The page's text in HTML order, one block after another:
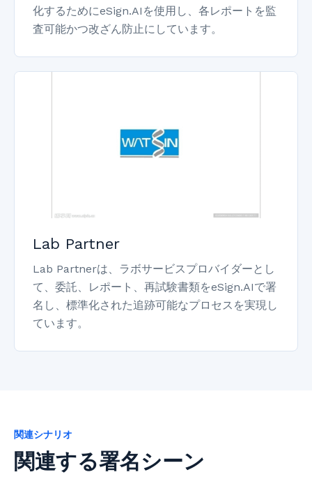
化するためにeSign.AIを使用し、各レポートを監
査可能かつ改ざん防止にしています。
Lab Partner
Lab Partnerは、ラボサービスプロバイダーとし
て、委託、レポート、再試験書類をeSign.AIで署
名し、標準化された追跡可能なプロセスを実現し
ています。
関連シナリオ
関連する署名シーン